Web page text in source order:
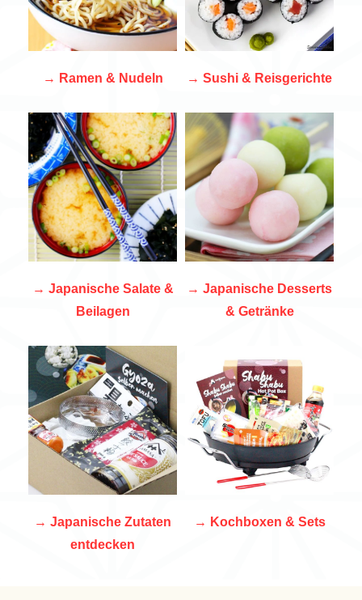
→ Ramen & Nudeln → Sushi & Reisgerichte
→ Japanische Salate &
Beilagen
→ Japanische Desserts
& Getränke
→ Japanische Zutaten
entdecken
→ Kochboxen & Sets